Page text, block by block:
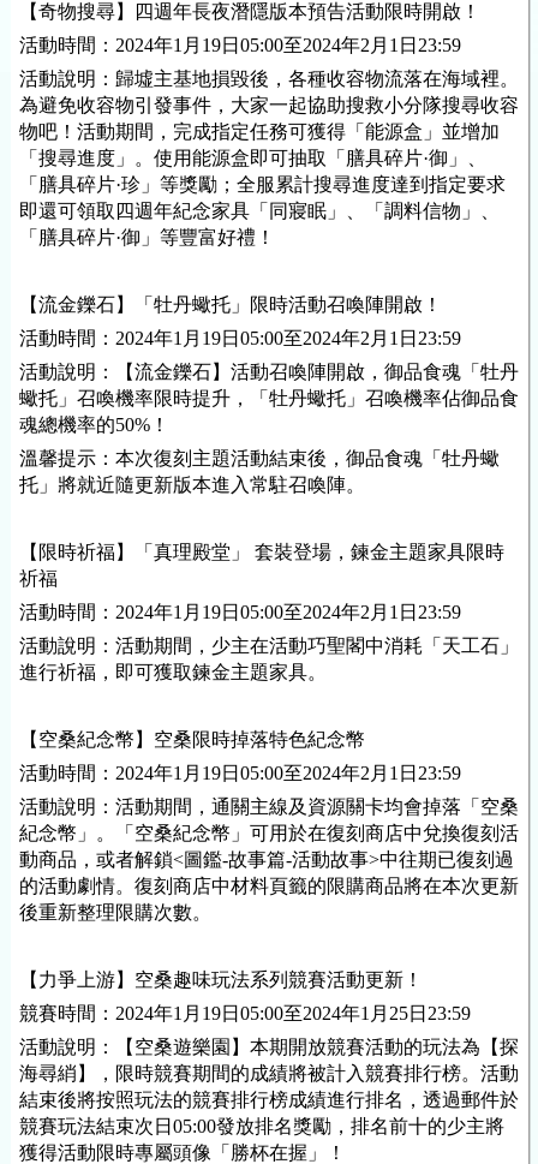
【奇物搜尋】 四週年長夜潛隱版本預告活動限時開啟！
活動時間：2024年1 月19日05:00至2024年2 月 1 日23:59
活動說明：歸墟主基地損毀後，各種收容物流落在海域裡。
為避免收容物引發事件，大家一起協助搜救小分隊搜尋收容
物吧！活動期間，完成指定任務可獲得「能源盒」並增加
「搜尋進度」。使用能源盒即可抽取「膳具碎片·御」、
「膳具碎片·珍」等獎勵；全服累計搜尋進度達到指定要求
即還可領取四週年紀念家具 「同寢眠」、「調料信物」、
「膳具碎片·御」等豐富好禮！
【流金鑠石】「牡丹蠍托 」限時活動召喚陣開啟！
活動時間：2024年1 月19日05:00至2024年2 月 1 日23:59
活動說明：【流金鑠石】活動召喚陣開啟，御品食魂「牡丹
蠍托 」召喚機率限時提升，「牡丹蠍托 」召喚機率佔御品食
魂總機率的50%！
溫馨提示：本次復刻主題活動結束後，御品食魂「牡丹蠍
托 」將就近隨更新版本進入常駐召喚陣。
【限時祈福】「真理殿堂」 套裝登場，鍊金主題家具限時
祈福
活動時間： 2024年1 月19日05:00至2024年2 月 1 日23:59
活動說明：活動期間，少主在活動巧聖閣中消耗「天工石」
進行祈福，即可獲取鍊金主題家具。
【空桑紀念幣】空桑限時掉落特色紀念幣
活動時間： 2024年1 月19日05:00至2024年2 月 1 日23:59
活動說明：活動期間，通關主線及資源關卡均會掉落「空桑
紀念幣」。「空桑紀念幣」可用於在復刻商店中兌換復刻活
動商品，或者解鎖<圖鑑-故事篇-活動故事>中往期已復刻過
的活動劇情。復刻商店中材料頁籤的限購商品將在本次更新
後重新整理限購次數。
【力爭上游】空桑趣味玩法系列競賽活動更新！
競賽時間： 2024年1 月19日05:00至2024年1 月 25日23:59
活動說明：【空桑遊樂園】本期開放競賽活動的玩法為【探
海尋綃】，限時競賽期間的成績將被計入競賽排行榜。活動
結束後將按照玩法的競賽排行榜成績進行排名，透過郵件於
競賽玩法結束次日05:00發放排名獎勵，排名前十的少主將
獲得活動限時專屬頭像「勝杯在握」！